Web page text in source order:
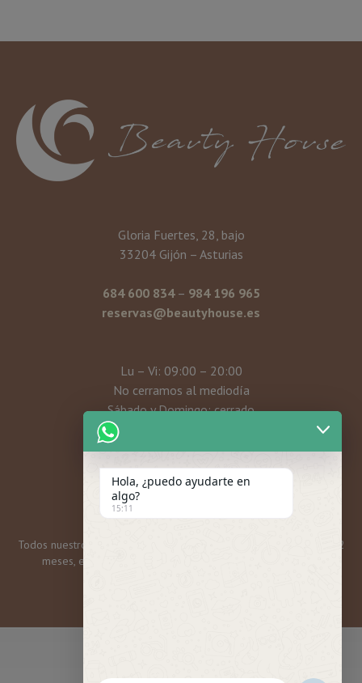
Gloria Fuertes, 28, bajo
33204 Gijón – Asturias
684 600 834– 984 196 965
reservas@beautyhouse.es
Lu – Vi: 09:00 – 20:00
No cerramos al mediodía
Sábado y Domingo: cerrado
Mi cuenta
Todos nuestros bonos y tarjetas regalo tienen una caducidad de 12
meses, excepto las promos mensuales, que son 6 meses.
Hola, ¿puedo ayudarte en
algo?
15:11